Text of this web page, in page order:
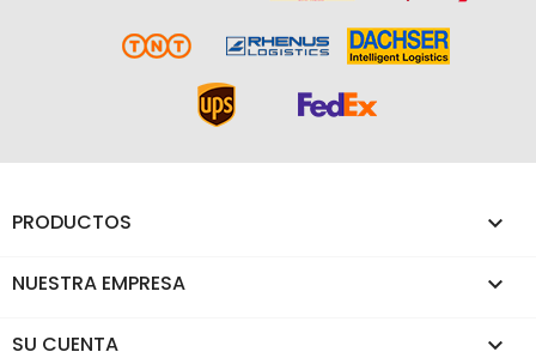
PRODUCTOS 
NUESTRA EMPRESA 
SU CUENTA 